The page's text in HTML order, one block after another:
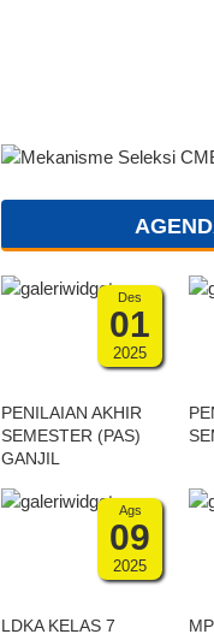
Des
01
2025
PENILAIAN AKHIR
SEMESTER (PAS)
GANJIL
Ags
09
2025
LDKA KELAS 7